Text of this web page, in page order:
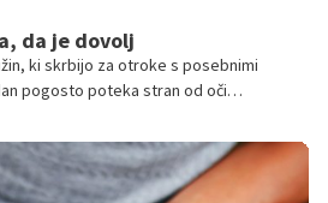
da je dovolj
ki skrbijo za otroke s posebnimi
pogosto poteka stran od oči
skrb. Ob vsem tem pa ostaja
pomemben vidik: velika obremenitev
staršev, sorodnikov ali bližnjih, ki